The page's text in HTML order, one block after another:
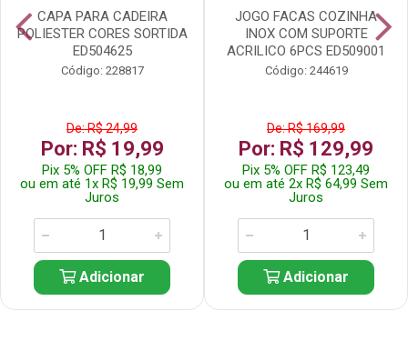
CAPA PARA CADEIRA
POLIESTER CORES SORTIDA
ED504625
Código: 228817
De: R$ 24,99
Por: R$ 19,99
Pix 5% OFF R$ 18,99
ou em até 1x R$ 19,99 Sem
Juros
Adicionar
JOGO FACAS COZINHA
INOX COM SUPORTE
ACRILICO 6PCS ED509001
Código: 244619
De: R$ 169,99
Por: R$ 129,99
Pix 5% OFF R$ 123,49
ou em até 2x R$ 64,99 Sem
Juros
Adicionar